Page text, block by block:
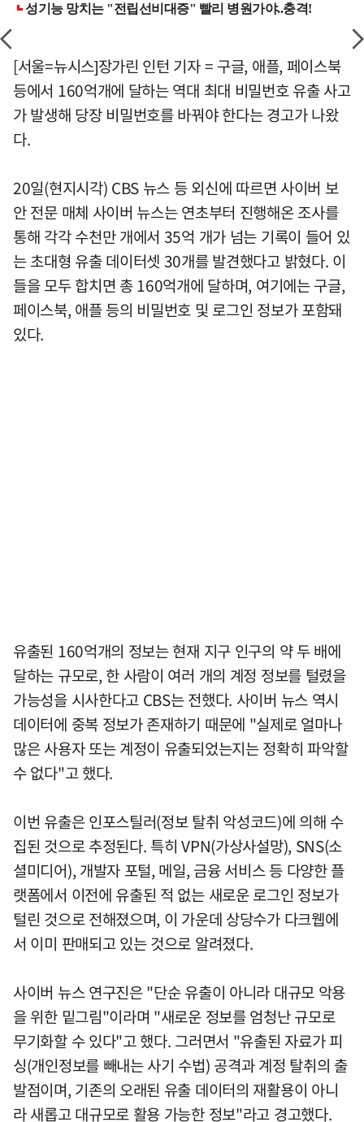
[서울=뉴시스]장가린 인턴 기자 = 구글, 애플, 페이스북
등에서 160억개에 달하는 역대 최대 비밀번호 유출 사고
가 발생해 당장 비밀번호를 바꿔야 한다는 경고가 나왔
다.
20일(현지시각) CBS 뉴스 등 외신에 따르면 사이버 보
안 전문 매체 사이버 뉴스는 연초부터 진행해온 조사를
통해 각각 수천만 개에서 35억 개가 넘는 기록이 들어 있
는 초대형 유출 데이터셋 30개를 발견했다고 밝혔다. 이
들을 모두 합치면 총 160억개에 달하며, 여기에는 구글,
페이스북, 애플 등의 비밀번호 및 로그인 정보가 포함돼
있다.
유출된 160억개의 정보는 현재 지구 인구의 약 두 배에
달하는 규모로, 한 사람이 여러 개의 계정 정보를 털렸을
가능성을 시사한다고 CBS는 전했다. 사이버 뉴스 역시
데이터에 중복 정보가 존재하기 때문에 "실제로 얼마나
많은 사용자 또는 계정이 유출되었는지는 정확히 파악할
수 없다"고 했다.
이번 유출은 인포스틸러(정보 탈취 악성코드)에 의해 수
집된 것으로 추정된다. 특히 VPN(가상사설망), SNS(소
셜미디어), 개발자 포털, 메일, 금융 서비스 등 다양한 플
랫폼에서 이전에 유출된 적 없는 새로운 로그인 정보가
털린 것으로 전해졌으며, 이 가운데 상당수가 다크웹에
서 이미 판매되고 있는 것으로 알려졌다.
사이버 뉴스 연구진은 "단순 유출이 아니라 대규모 악용
을 위한 밑그림"이라며 "새로운 정보를 엄청난 규모로
무기화할 수 있다"고 했다. 그러면서 "유출된 자료가 피
싱(개인정보를 빼내는 사기 수법) 공격과 계정 탈취의 출
발점이며, 기존의 오래된 유출 데이터의 재활용이 아니
라 새롭고 대규모로 활용 가능한 정보"라고 경고했다.